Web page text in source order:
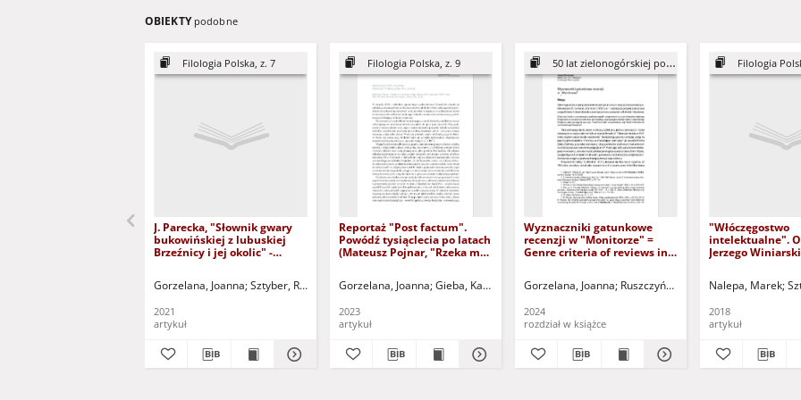
OBIEKTY podobne
Filologia Polska, z. 7
J. Parecka, "Słownik gwary
bukowińskiej z lubuskiej
Brzeźnicy i jej okolic" -
Gorzelana, Joanna Sztyber, Radosław - red. nacz.
2021
artykuł
Filologia Polska, z. 9
Reportaż "Post factum".
Powódź tysiąclecia po latach
(Mateusz Pojnar, "Rzeka ma
recenzja
Gorzelana, Joanna Gieba, Kamila (1984 -) - red. Rostkowska-Biszczanik, Kaja - red. Kaczor,
2023
artykuł
50 lat zielonogórskiej polonistyki
Wyznaczniki gatunkowe
recenzji w "Monitorze" =
Genre criteria of reviews in
Gorzelana, Joanna Ruszczyńska, Marta - red. nauk.
2024
rozdział w książce
Filologia
"Włóczęgostwo
intelektualne".
Jerzego
antropologiczne
Studia i szkice" -
Nalepa, Marek
2018
artykuł